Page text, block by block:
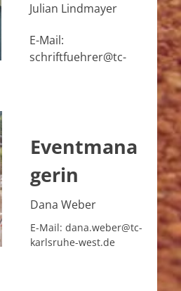
Julian Lindmayer
E-Mail:
schriftfuehrer@tc-
Eventmana
gerin
Dana Weber
E-Mail: dana.weber@tc-
karlsruhe-west.de